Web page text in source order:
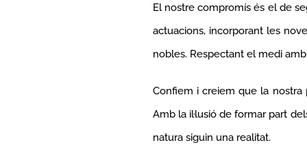
El nostre compromís és el de
actuacions, incorporant les
nobles. Respectant el medi
Confiem i creiem que la nostra
Amb la il·lusió de formar part
natura siguin una realitat.